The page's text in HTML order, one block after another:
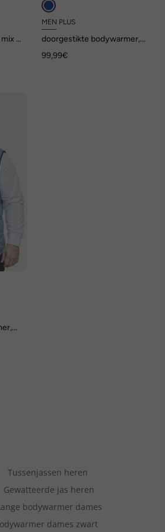
&
MEN PLUS
doorgestikte bodywarmer,
99,99€
Tussenjassen heren
Gewatteerde jas heren
bodywarmer dames
dames zwart